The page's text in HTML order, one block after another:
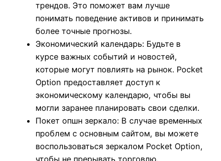
трендов. Это поможет вам лучше
понимать поведение активов и принимать
более точные прогнозы.
Экономический календарь: Будьте в
курсе важных событий и новостей,
которые могут повлиять на рынок. Pocket
Option предоставляет доступ к
экономическому календарю, чтобы вы
могли заранее планировать свои сделки.
Покет опшн зеркало: В случае временных
проблем с основным сайтом, вы можете
воспользоваться зеркалом Pocket Option,